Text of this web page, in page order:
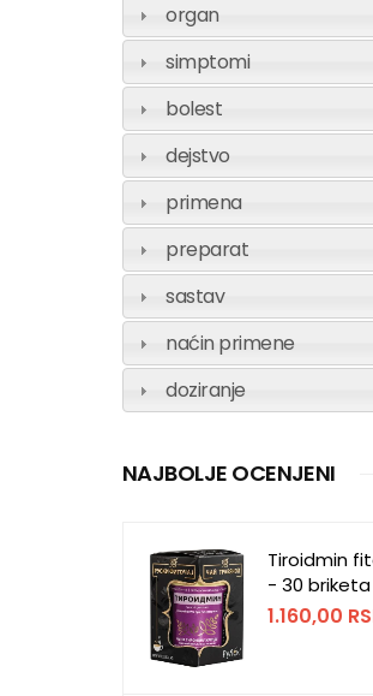
organ
simptomi
bolest
dejstvo
primena
preparat
sastav
naćin primene
doziranje
NAJBOLJE OCENJENI
Tiroidmin
- 30 briketa
1.160,00